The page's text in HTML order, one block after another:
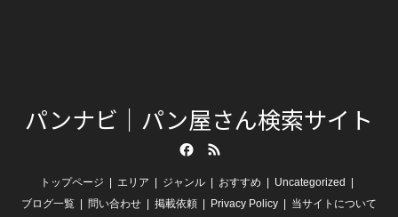
パンナビ｜パン屋さん検索サイト
トップページ エリア ジャンル おすすめ
Uncategorized
ブログ一覧
問い合わせ 掲載依頼 Privacy Policy 当サイトについて